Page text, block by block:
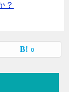
？
0